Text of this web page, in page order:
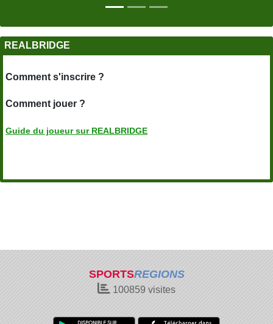
REALBRIDGE
Comment s'inscrire ?
Comment jouer ?
Guide du joueur sur REALBRIDGE
SPORTSREGIONS
100859 visites